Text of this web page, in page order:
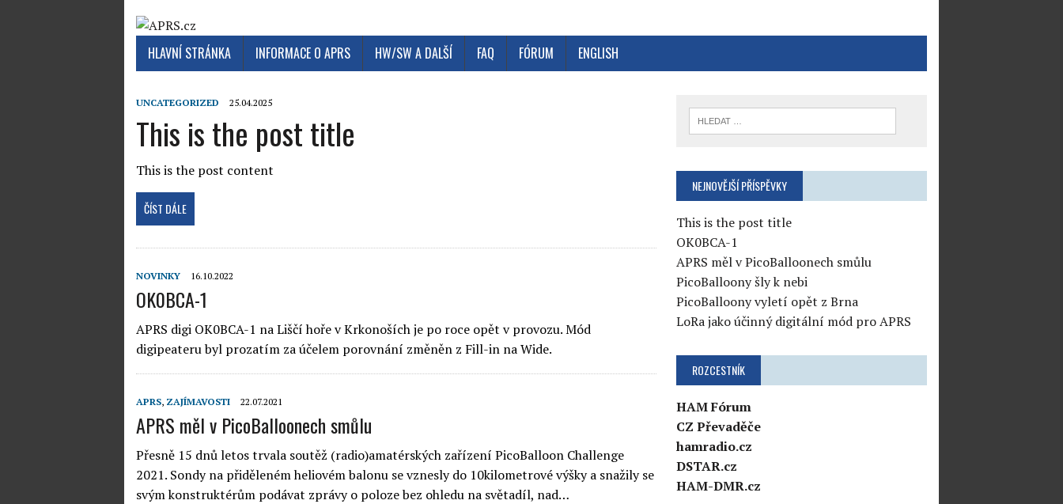
HLAVNÍ STRÁNKA INFORMACE O APRS HW/SW A DALŠÍ FAQ FÓRUM ENGLISH
UNCATEGORIZED 25.04.2025
This is the post title
This is the post content
ČÍST DÁLE
NOVINKY 16.10.2022
OK0BCA-1
APRS digi OK0BCA-1 na Liščí hoře v Krkonoších je po roce opět v provozu. Mód
digipeateru byl prozatím za účelem porovnání změněn z Fill-in na Wide.
APRS, ZAJÍMAVOSTI 22.07.2021
APRS měl v PicoBalloonech smůlu
Přesně 15 dnů letos trvala soutěž (radio)amatérských zařízení PicoBalloon Challenge
2021. Sondy na přiděleném heliovém balonu se vznesly do 10kilometrové výšky a snažily se
svým konstruktérům podávat zprávy o poloze bez ohledu na světadíl, nad…
NEJNOVĚJŠÍ PŘÍSPĚVKY
This is the post title
OK0BCA-1
APRS měl v PicoBalloonech smůlu
PicoBalloony šly k nebi
PicoBalloony vyletí opět z Brna
LoRa jako účinný digitální mód pro APRS
ROZCESTNÍK
HAM Fórum
CZ Převaděče
hamradio.cz
DSTAR.cz
HAM-DMR.cz